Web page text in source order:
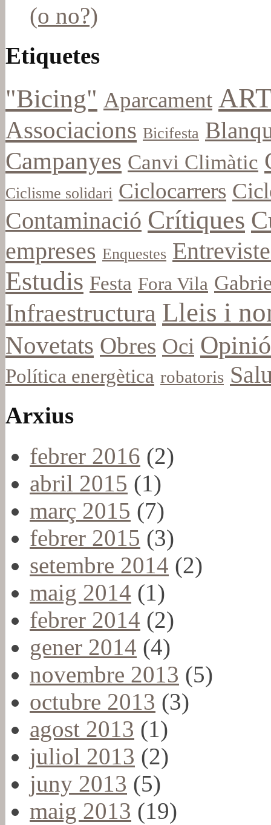
(o no?)
Etiquetes
"Bicing" Aparcament
Associacions Bicifesta
Campanyes Canvi Climàtic
Ciclisme solidari Ciclocarrers
Contaminació Crítiques
empreses Enquestes
Estudis Festa Fora Vila
Infraestructura Lleis i
Novetats Obres Oci Opinió
Política energètica robatoris
Arxius
febrer 2016 (2)
abril 2015 (1)
març 2015 (7)
febrer 2015 (3)
setembre 2014 (2)
maig 2014 (1)
febrer 2014 (2)
gener 2014 (4)
novembre 2013 (5)
octubre 2013 (3)
agost 2013 (1)
juliol 2013 (2)
juny 2013 (5)
maig 2013 (19)